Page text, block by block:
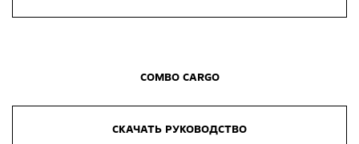
COMBO CARGO
СКАЧАТЬ РУКОВОДСТВО